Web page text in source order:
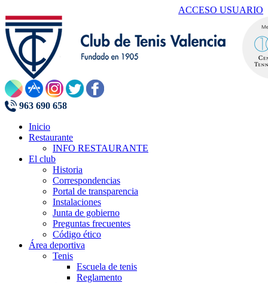
ACCESO USUARIO
963 690 658
Inicio
Restaurante
INFO RESTAURANTE
El club
Historia
Correspondencias
Portal de transparencia
Instalaciones
Junta de gobierno
Preguntas frecuentes
Código ético
Área deportiva
Tenis
Escuela de tenis
Reglamento